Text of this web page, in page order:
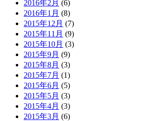
2016年2月 (6)
2016年1月 (8)
2015年12月 (7)
2015年11月 (9)
2015年10月 (3)
2015年9月 (9)
2015年8月 (3)
2015年7月 (1)
2015年6月 (5)
2015年5月 (3)
2015年4月 (3)
2015年3月 (6)